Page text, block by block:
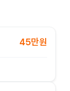
45만원